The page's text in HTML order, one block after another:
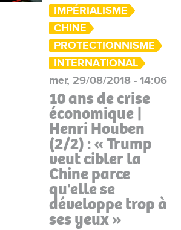
IMPÉRIALISME
CHINE
PROTECTIONNISME
INTERNATIONAL
mer, 29/08/2018 - 14:06
10 ans de crise
économique |
Henri Houben
(2/2) : « Trump
veut cibler la
Chine parce
qu'elle se
développe trop à
ses yeux »